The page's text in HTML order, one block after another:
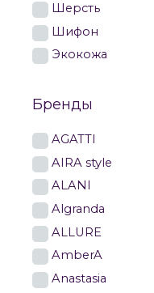
Шерсть
Шифон
Экокожа
Бренды
AGATTI
AIRA style
ALANI
Algranda
ALLURE
AmberA
Anastasia